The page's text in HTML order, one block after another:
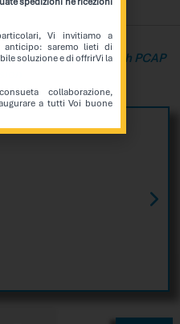
Transparent Touch PCAP
Vi invitiamo a
saremo lieti di
soluzione e di offrirVi la
collaborazione,
a tutti Voi buone